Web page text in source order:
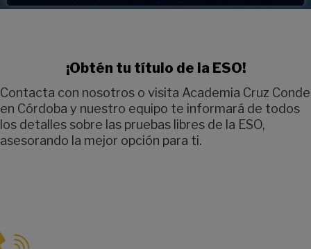
¡Obtén tu título de la ESO!
Contacta con nosotros o visita Academia Cruz Conde
en Córdoba y nuestro equipo te informará de todos
los detalles sobre las pruebas libres de la ESO,
asesorando la mejor opción para ti.